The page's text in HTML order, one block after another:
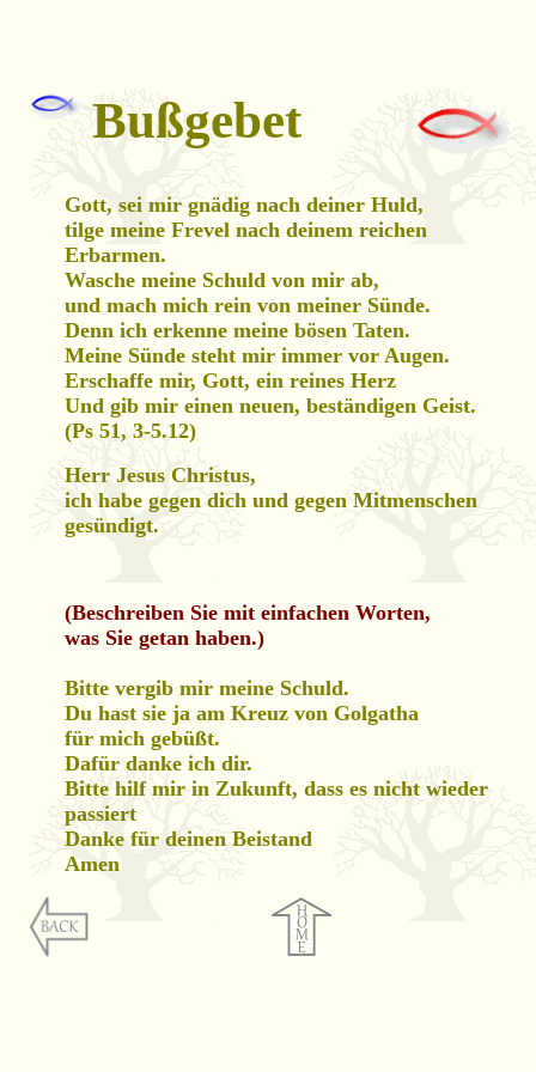
Bußgebet
Gott, sei mir gnädig nach deiner Huld,
tilge meine Frevel nach deinem reichen
Erbarmen.
Wasche meine Schuld von mir ab,
und mach mich rein von meiner Sünde.
Denn ich erkenne meine bösen Taten.
Meine Sünde steht mir immer vor Augen.
Erschaffe mir, Gott, ein reines Herz
Und gib mir einen neuen, beständigen Geist.
(Ps 51, 3-5.12)
Herr Jesus Christus,
ich habe gegen dich und gegen Mitmenschen
gesündigt.
(Beschreiben Sie mit einfachen Worten,
was Sie getan haben.)
Bitte vergib mir meine Schuld.
Du hast sie ja am Kreuz von Golgatha
für mich gebüßt.
Dafür danke ich dir.
Bitte hilf mir in Zukunft, dass es nicht wieder
passiert
Danke für deinen Beistand
Amen